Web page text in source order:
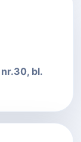
bl.